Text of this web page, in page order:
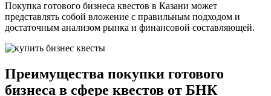
Покупка готового бизнеса квестов в Казани может
представлять собой вложение с правильным подходом и
достаточным анализом рынка и финансовой составляющей.
Преимущества покупки готового
бизнеса в сфере квестов от БНК